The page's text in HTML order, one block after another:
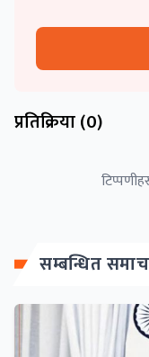
प्रतिक्रिया (0)
सम्बन्धित